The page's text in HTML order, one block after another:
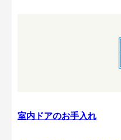
室内ドアのお手入れ